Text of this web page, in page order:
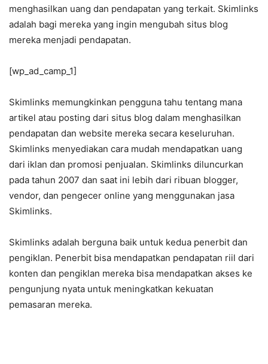
menghasilkan uang dan pendapatan yang terkait. Skimlinks
adalah bagi mereka yang ingin mengubah situs blog
mereka menjadi pendapatan.
[wp_ad_camp_1]
Skimlinks memungkinkan pengguna tahu tentang mana
artikel atau posting dari situs blog dalam menghasilkan
pendapatan dan website mereka secara keseluruhan.
Skimlinks menyediakan cara mudah mendapatkan uang
dari iklan dan promosi penjualan. Skimlinks diluncurkan
pada tahun 2007 dan saat ini lebih dari ribuan blogger,
vendor, dan pengecer online yang menggunakan jasa
Skimlinks.
Skimlinks adalah berguna baik untuk kedua penerbit dan
pengiklan. Penerbit bisa mendapatkan pendapatan riil dari
konten dan pengiklan mereka bisa mendapatkan akses ke
pengunjung nyata untuk meningkatkan kekuatan
pemasaran mereka.